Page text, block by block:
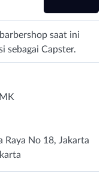
saat ini
sebagai Capster.
Raya No 18, Jakarta